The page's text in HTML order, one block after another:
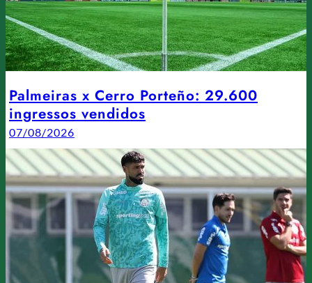
Palmeiras x Cerro Porteño: 29.600
ingressos vendidos
07/08/2026